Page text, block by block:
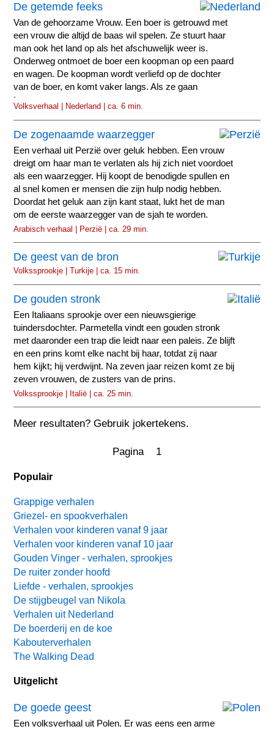
De getemde feeks
Van de gehoorzame Vrouw. Een boer is getrouwd met
een vrouw die altijd de baas wil spelen. Ze stuurt haar
man ook het land op als het afschuwelijk weer is.
Onderweg ontmoet de boer een koopman op een paard
en wagen. De koopman wordt verliefd op de dochter
van de boer, en komt vaker langs. Als ze gaan
trouwen...
Volksverhaal | Nederland | ca. 6 min.
De zogenaamde waarzegger
Een verhaal uit Perzië over geluk hebben. Een vrouw
dreigt om haar man te verlaten als hij zich niet voordoet
als een waarzegger. Hij koopt de benodigde spullen en
al snel komen er mensen die zijn hulp nodig hebben.
Doordat het geluk aan zijn kant staat, lukt het de man
om de eerste waarzegger van de sjah te worden.
Arabisch verhaal | Perzië | ca. 29 min.
De geest van de bron
Volkssprookje | Turkije | ca. 15 min.
De gouden stronk
Een Italiaans sprookje over een nieuwsgierige
tuindersdochter. Parmetella vindt een gouden stronk
met daaronder een trap die leidt naar een paleis. Ze blijft
en een prins komt elke nacht bij haar, totdat zij naar
hem kijkt; hij verdwijnt. Na zeven jaar reizen komt ze bij
zeven vrouwen, de zusters van de prins.
Volkssprookje | Italië | ca. 25 min.
Meer resultaten? Gebruik jokertekens.
Pagina 1
Populair
Grappige verhalen
Griezel- en spookverhalen
Verhalen voor kinderen vanaf 9 jaar
Verhalen voor kinderen vanaf 10 jaar
Gouden Vinger - verhalen, sprookjes
De ruiter zonder hoofd
Liefde - verhalen, sprookjes
De stijgbeugel van Nikola
Verhalen uit Nederland
De boerderij en de koe
Kabouterverhalen
The Walking Dead
Uitgelicht
De goede geest
Een volksverhaal uit Polen. Er was eens een arme